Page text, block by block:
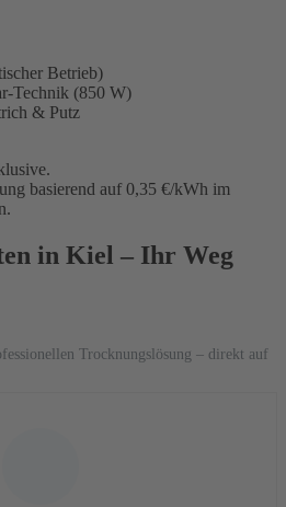
Betrieb)
Technik (850 W)
& Putz
basierend auf 0,35 €/kWh im
in Kiel – Ihr Weg
Trocknungslösung – direkt auf